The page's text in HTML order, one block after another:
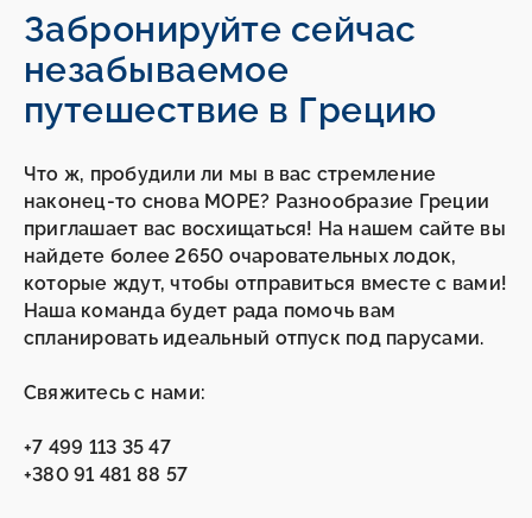
Забронируйте сейчас
незабываемое
путешествие в Грецию
Что ж, пробудили ли мы в вас стремление
наконец-то снова МОРЕ? Разнообразие Греции
приглашает вас восхищаться! На нашем сайте вы
найдете более 2650 очаровательных лодок,
которые ждут, чтобы отправиться вместе с вами!
Наша команда будет рада помочь вам
спланировать идеальный отпуск под парусами.
Свяжитесь с нами:
+7 499 113 35 47
+380 91 481 88 57